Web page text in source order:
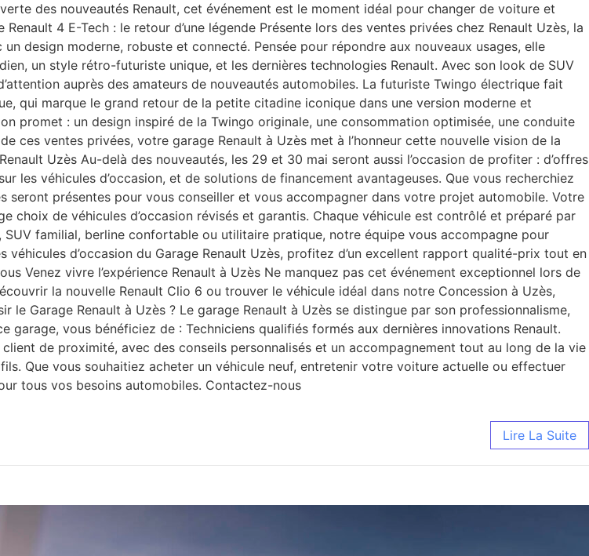
des nouveautés Renault, cet événement est le moment idéal pour changer de voiture et
4 E-Tech : le retour d’une légende Présente lors des ventes privées chez Renault Uzès, la
design moderne, robuste et connecté. Pensée pour répondre aux nouveaux usages, elle
un style rétro-futuriste unique, et les dernières technologies Renault. Avec son look de SUV
auprès des amateurs de nouveautés automobiles. La futuriste Twingo électrique fait
qui marque le grand retour de la petite citadine iconique dans une version moderne et
promet : un design inspiré de la Twingo originale, une consommation optimisée, une conduite
ces ventes privées, votre garage Renault à Uzès met à l’honneur cette nouvelle vision de la
Uzès Au-delà des nouveautés, les 29 et 30 mai seront aussi l’occasion de profiter : d’offres
les véhicules d’occasion, et de solutions de financement avantageuses. Que vous recherchiez
seront présentes pour vous conseiller et vous accompagner dans votre projet automobile. Votre
choix de véhicules d’occasion révisés et garantis. Chaque véhicule est contrôlé et préparé par
familial, berline confortable ou utilitaire pratique, notre équipe vous accompagne pour
d’occasion du Garage Renault Uzès, profitez d’un excellent rapport qualité-prix tout en
Venez vivre l’expérience Renault à Uzès Ne manquez pas cet événement exceptionnel lors de
la nouvelle Renault Clio 6 ou trouver le véhicule idéal dans notre Concession à Uzès,
Garage Renault à Uzès ? Le garage Renault à Uzès se distingue par son professionnalisme,
vous bénéficiez de : Techniciens qualifiés formés aux dernières innovations Renault.
de proximité, avec des conseils personnalisés et un accompagnement tout au long de la vie
Que vous souhaitiez acheter un véhicule neuf, entretenir votre voiture actuelle ou effectuer
tous vos besoins automobiles. Contactez-nous
Lire La Suite